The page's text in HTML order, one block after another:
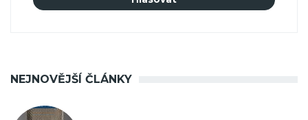
NEJNOVĚJŠÍ ČLÁNKY